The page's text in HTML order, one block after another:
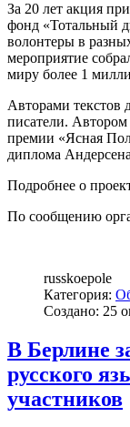
За 20 лет акция
фонд «Тотальный
волонтеры в
мероприятие
миру более 1
Авторами текстов
писатели. Автором
премии «Ясная
диплома
Подробнее о
По сообщению
russkoepole
Категория:
Создано: 25
В Берлине
русского
участников